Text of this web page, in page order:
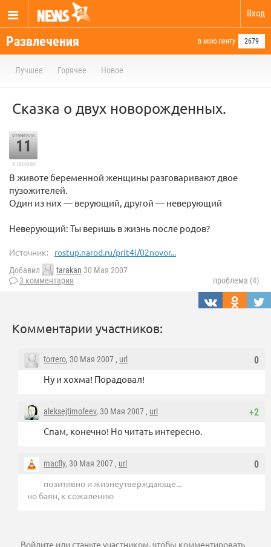
Вход
Развлечения в мою ленту 2679
Лучшее Горячее Новое
Сказка о двух новорожденных.
отметили
11
в архиве
В животе беременной женщины разговаривают двое
пузожителей.
Один из них — верующий, другой — неверующий
Неверующий: Ты веришь в жизнь после родов?
Источник: rostup.narod.ru/prit4i/02novor...
Добавил tarakan 30 Мая 2007
3 комментария
проблема (4)
Комментарии участников:
0
torrero, 30 Мая 2007 , url
Ну и хохма! Порадовал!
+2
aleksejtimofeev, 30 Мая 2007 , url
Спам, конечно! Но читать интересно.
0
macfly, 30 Мая 2007 , url
позитивно и жизнеутверждающе...
но баян, к сожалению
Войдите илистаньте участником, чтобы комментировать